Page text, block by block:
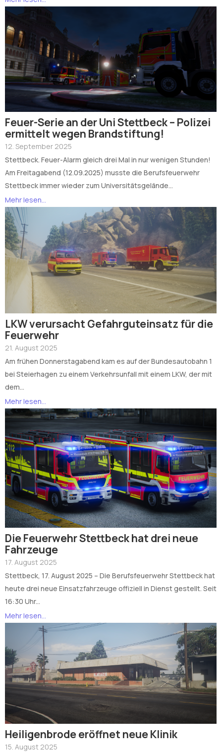
Feuer-Serie an der Uni Stettbeck – Polizei
ermittelt wegen Brandstiftung!
12. September 2025
Stettbeck. Feuer-Alarm gleich drei Mal in nur wenigen Stunden!
Am Freitagabend (12.09.2025) musste die Berufsfeuerwehr
Stettbeck immer wieder zum Universitätsgelände...
Mehr lesen...
LKW verursacht Gefahrguteinsatz für die
Feuerwehr
21. August 2025
Am frühen Donnerstagabend kam es auf der Bundesautobahn 1
bei Steierhagen zu einem Verkehrsunfall mit einem LKW, der mit
dem...
Mehr lesen...
Die Feuerwehr Stettbeck hat drei neue
Fahrzeuge
17. August 2025
Stettbeck, 17. August 2025 – Die Berufsfeuerwehr Stettbeck hat
heute drei neue Einsatzfahrzeuge offiziell in Dienst gestellt. Seit
16:30 Uhr...
Mehr lesen...
Heiligenbrode eröffnet neue Klinik
15. August 2025